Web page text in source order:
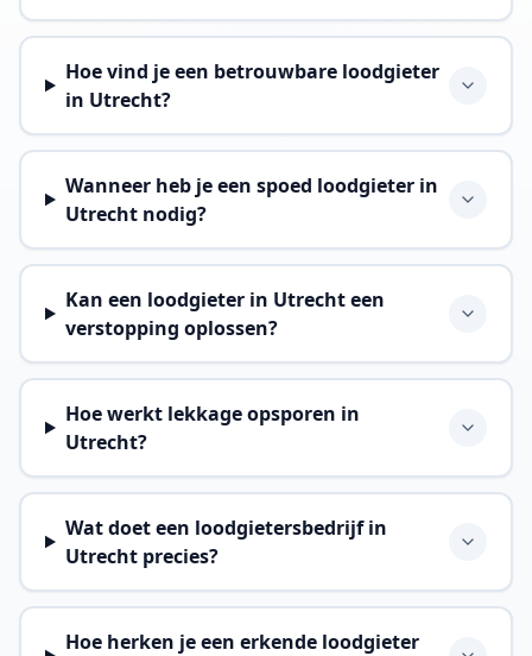
Hoe vind je een betrouwbare loodgieter
in Utrecht?
Wanneer heb je een spoed loodgieter in
Utrecht nodig?
Kan een loodgieter in Utrecht een
verstopping oplossen?
Hoe werkt lekkage opsporen in
Utrecht?
Wat doet een loodgietersbedrijf in
Utrecht precies?
Hoe herken je een erkende loodgieter